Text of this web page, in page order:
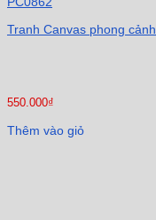
Tranh Canvas phong
550.000₫
Thêm vào giỏ